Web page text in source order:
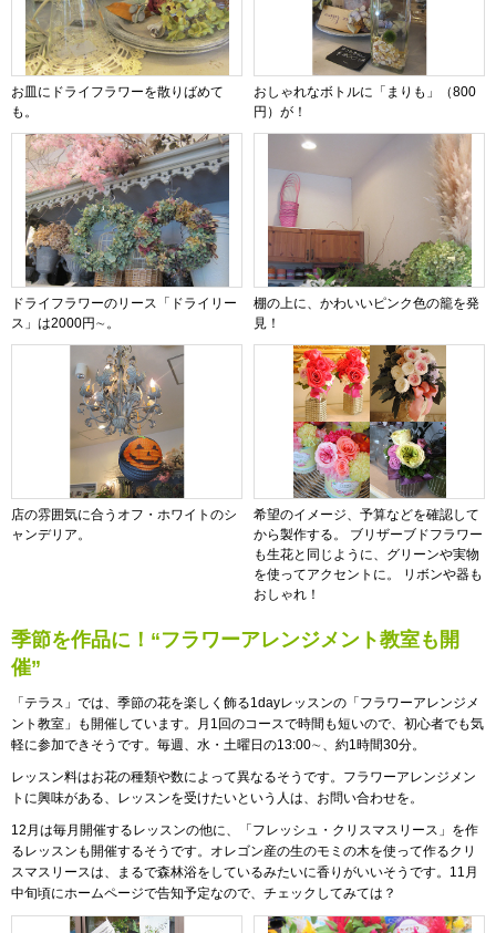
お皿にドライフラワーを散りばめて
も。
おしゃれなボトルに「まりも」（800
円）が！
ドライフラワーのリース「ドライリー
ス」は2000円∼。
棚の上に、かわいいピンク色の籠を発
見！
店の雰囲気に合うオフ・ホワイトのシ
ャンデリア。
希望のイメージ、予算などを確認して
から製作する。 ブリザーブドフラワー
も生花と同じように、グリーンや実物
を使ってアクセントに。 リボンや器も
おしゃれ！
季節を作品に！“フラワーアレンジメント教室も開
催”
「テラス」では、季節の花を楽しく飾る1dayレッスンの「フラワーアレンジメ
ント教室」も開催しています。月1回のコースで時間も短いので、初心者でも気
軽に参加できそうです。毎週、水・土曜日の13:00∼、約1時間30分。
レッスン料はお花の種類や数によって異なるそうです。フラワーアレンジメン
トに興味がある、レッスンを受けたいという人は、お問い合わせを。
12月は毎月開催するレッスンの他に、「フレッシュ・クリスマスリース」を作
るレッスンも開催するそうです。オレゴン産の生のモミの木を使って作るクリ
スマスリースは、まるで森林浴をしているみたいに香りがいいそうです。11月
中旬頃にホームページで告知予定なので、チェックしてみては？